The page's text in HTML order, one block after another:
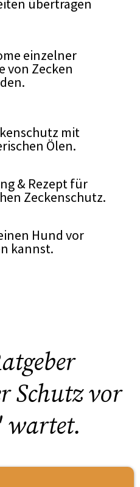
übertragen
einzelner
von Zecken
mit
Ölen.
& Rezept für
Zeckenschutz.
Hund vor
kannst.
Schutz vor
wartet.